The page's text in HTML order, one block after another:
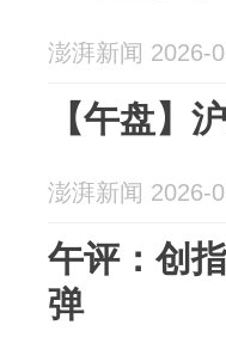
澎湃新闻 2026-
【午盘】
澎湃新闻 2026-
午评：创
弹